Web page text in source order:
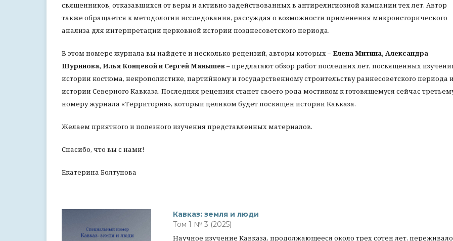
священников, отказавшихся от веры и активно задействованных в антирелигиозной кампании тех лет. Автор
также обращается к методологии исследования, рассуждая о возможности применения микроисторического
анализа для интерпретации церковной истории позднесоветского периода.
В этом номере журнала вы найдете и несколько рецензий, авторы которых –Елена Митина, Александра
Шуринова, Илья Концевой и Сергей Манышев – предлагают обзор работ последних лет, посвященных
истории костюма, некрополистике, партийному и государственному строительству раннесоветского периода и
истории Северного Кавказа. Последняя рецензия станет своего рода мостиком к готовящемуся сейчас
номеру журнала «Территория», который целиком будет посвящен истории Кавказа.
Желаем приятного и полезного изучения представленных материалов.
Спасибо, что вы с нами!
Екатерина Болтунова
Кавказ: земля и люди
Том 1 № 3 (2025)
Научное изучение Кавказа, продолжающееся около трех сотен лет, переживало